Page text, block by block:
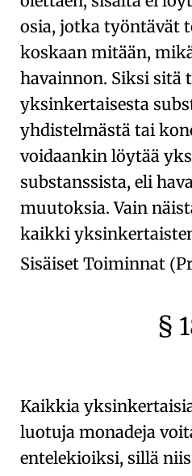
osia, jotka työntävät
koskaan mitään,
havainnon. Siksi sitä
yksinkertaisesta
yhdistelmästä tai
voidaankin löytää
substanssista, eli
muutoksia. Vain
kaikki
Sisäiset Toiminnat (
§
Kaikkia
luotuja monadeja
entelekioiksi, sillä